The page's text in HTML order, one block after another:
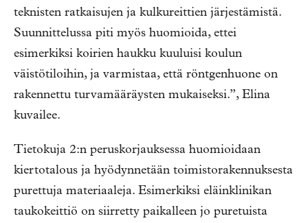
teknisten ratkaisujen ja kulkureittien järjestämistä.
Suunnittelussa piti myös huomioida, ettei
esimerkiksi koirien haukku kuuluisi koulun
väistötiloihin, ja varmistaa, että röntgenhuone on
rakennettu turvamääräysten mukaiseksi.”, Elina
kuvailee.
Tietokuja 2:n peruskorjauksessa huomioidaan
kiertotalous ja hyödynnetään toimistorakennuksesta
purettuja materiaaleja. Esimerkiksi eläinklinikan
taukokeittiö on siirretty paikalleen jo puretuista